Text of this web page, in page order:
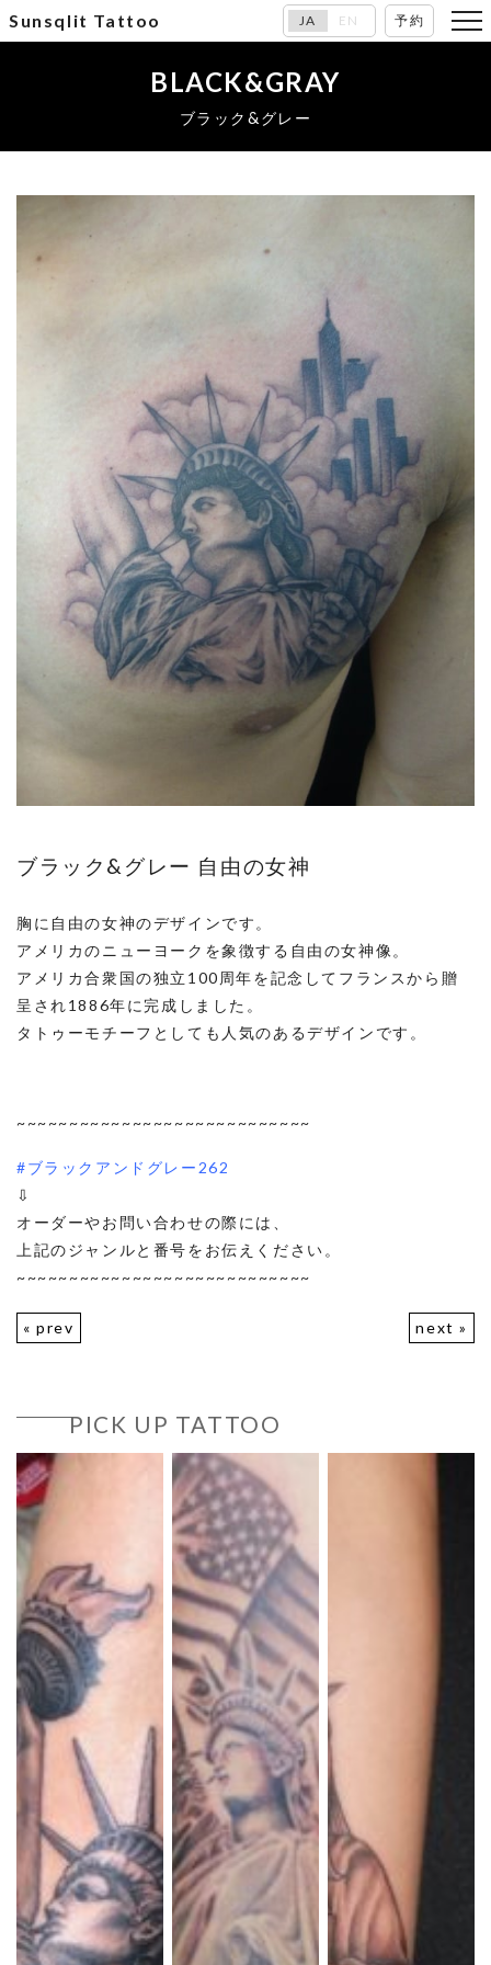
Sunsqlit Tattoo JA EN 予約
BLACK&GRAY
ブラック&グレー
ブラック&グレー 自由の女神
胸に自由の女神のデザインです。
アメリカのニューヨークを象徴する自由の女神像。
アメリカ合衆国の独立100周年を記念してフランスから贈
呈され1886年に完成しました。
タトゥーモチーフとしても人気のあるデザインです。
~~~~~~~~~~~~~~~~~~~~~~~~~~~~
#ブラックアンドグレー262
⇩
オーダーやお問い合わせの際には、
上記のジャンルと番号をお伝えください。
~~~~~~~~~~~~~~~~~~~~~~~~~~~~
« prev next »
PICK UP TATTOO